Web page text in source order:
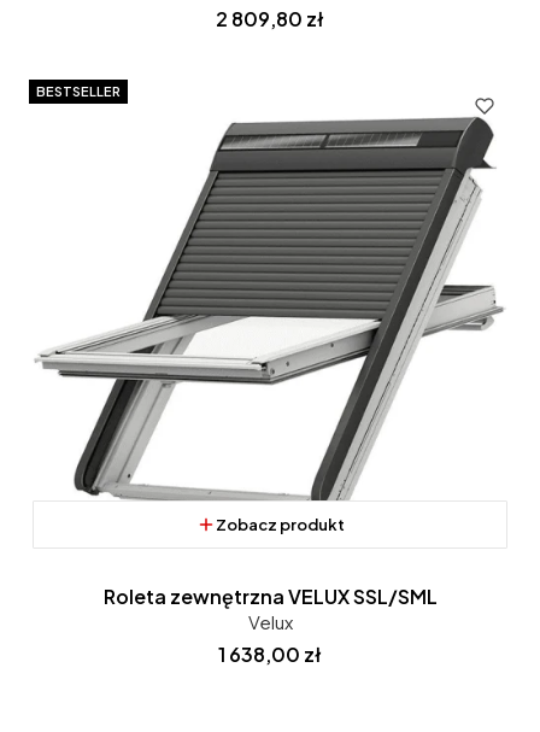
Cena
2 809,80 zł
BESTSELLER
Zobacz produkt
Roleta zewnętrzna VELUX SSL/SML
Velux
Cena
1 638,00 zł